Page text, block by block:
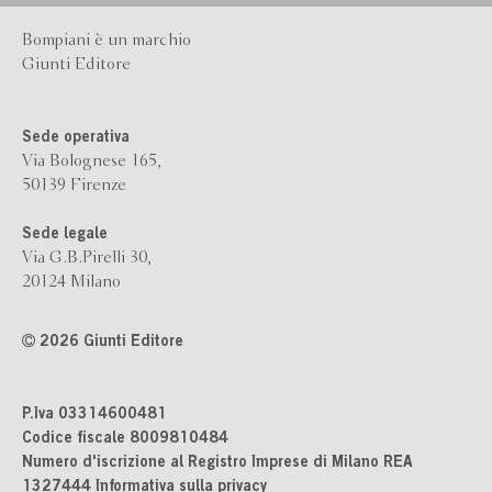
Bompiani è un marchio
Giunti Editore
Sede operativa
Via Bolognese 165,
50139 Firenze
Sede legale
Via G.B.Pirelli 30,
20124 Milano
2026 Giunti Editore
P.Iva 03314600481
Codice fiscale 8009810484
Numero d'iscrizione al Registro Imprese di Milano REA
1327444 Informativa sulla privacy